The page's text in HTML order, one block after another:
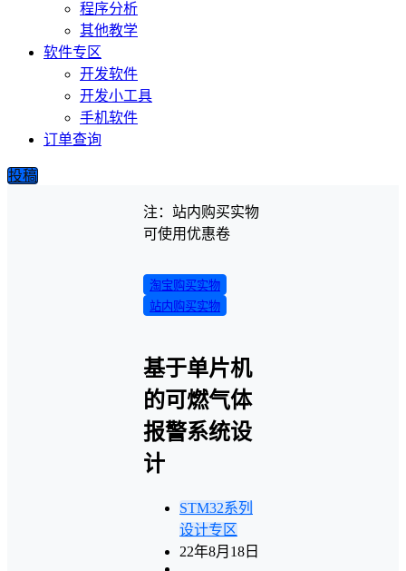
程序分析
其他教学
软件专区
开发软件
开发小工具
手机软件
订单查询
投稿
注：站内购买实物
可使用优惠卷
淘宝购买实物
站内购买实物
基于单片机
的可燃气体
报警系统设
计
STM32系列
设计专区
22年8月18日